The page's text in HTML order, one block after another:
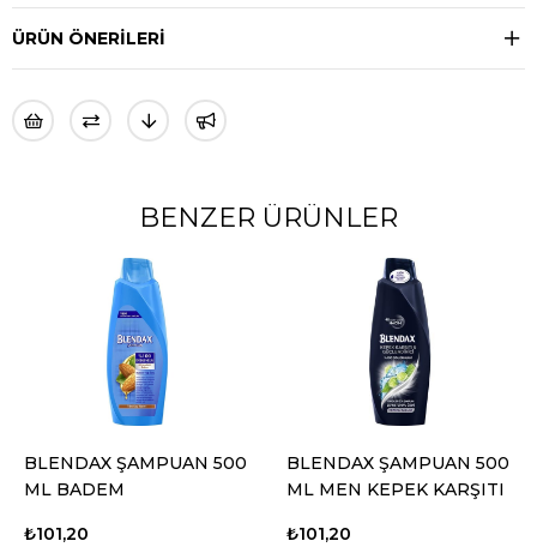
ÜRÜN ÖNERILERI
BENZER ÜRÜNLER
BLENDAX ŞAMPUAN 500
ML BADEM
₺101,20
BLENDAX ŞAMPUAN 500
ML MEN KEPEK KARŞITI
₺101,20